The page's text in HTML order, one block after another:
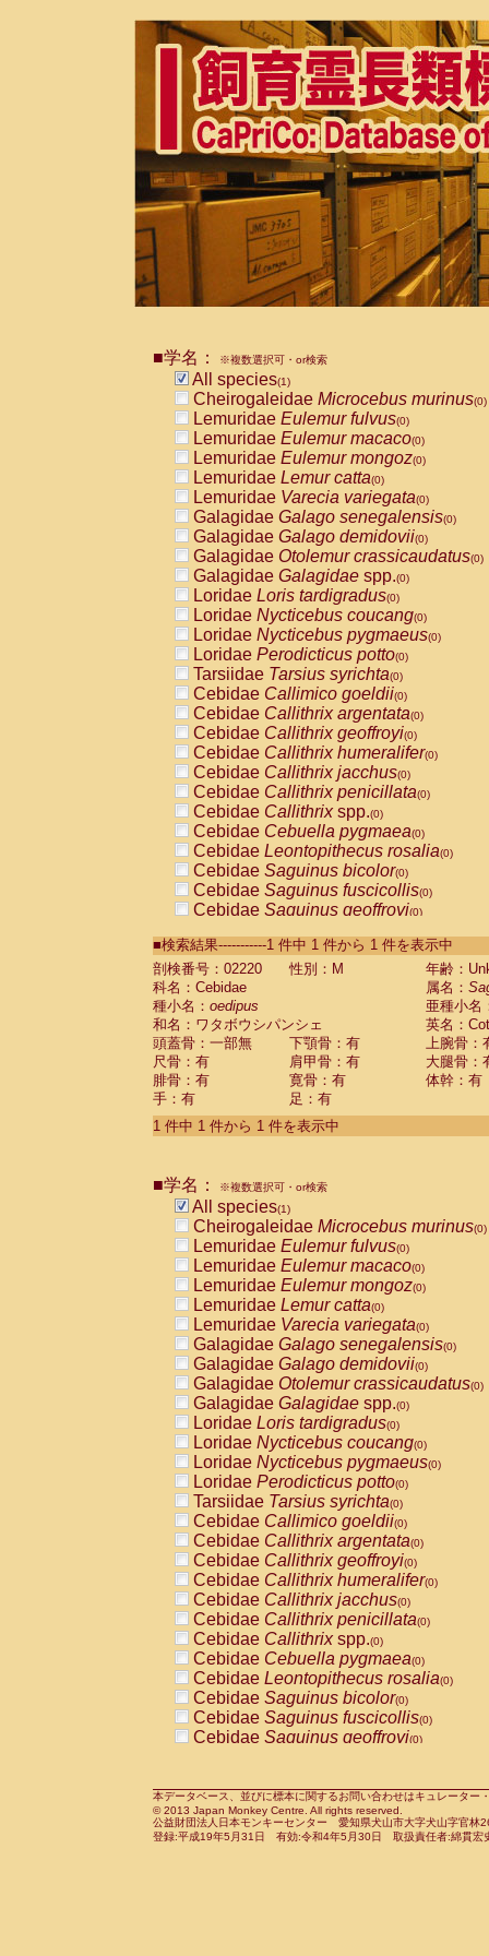
■学名： ※複数選択可・or検索
All species(1)
Cheirogaleidae Microcebus murinus(0)
Lemuridae Eulemur fulvus(0)
Lemuridae Eulemur macaco(0)
Lemuridae Eulemur mongoz(0)
Lemuridae Lemur catta(0)
Lemuridae Varecia variegata(0)
Galagidae Galago senegalensis(0)
Galagidae Galago demidovii(0)
Galagidae Otolemur crassicaudatus(0)
Galagidae Galagidae spp.(0)
Loridae Loris tardigradus(0)
Loridae Nycticebus coucang(0)
Loridae Nycticebus pygmaeus(0)
Loridae Perodicticus potto(0)
Tarsiidae Tarsius syrichta(0)
Cebidae Callimico goeldii(0)
Cebidae Callithrix argentata(0)
Cebidae Callithrix geoffroyi(0)
Cebidae Callithrix humeralifer(0)
Cebidae Callithrix jacchus(0)
Cebidae Callithrix penicillata(0)
Cebidae Callithrixspp.(0)
Cebidae Cebuella pygmaea(0)
Cebidae Leontopithecus rosalia(0)
Cebidae Saguinus bicolor(0)
Cebidae Saguinus fuscicollis(0)
Cebidae Saguinus geoffroyi(0)
CebidaeSaguinus labiatus(0)
Cebidae Saguinus leucopus (0)
Cebidae
Cebidae
CebidaeSaguinus nigricollis (0)
Cebidae Saguinus oedipus
Cebidae Saguinus weddelli
Cebidae Saguinusspp.
Cebidae Aotus trivirgatus
Cebidae Cebus albifrons
CebidaeCebus nigrivittatus
CebidaeCebus
CebidaeSaimiri boliviensis(0)
CebidaeSaimiri sciureus(0)
AtelidaeAlouatta caraya(0)
AtelidaeAlouatta fusca(0)
AtelidaeAlouatta seniculus
AtelidaeAlouattaspp.(0)
AtelidaeAteles belzebuth(0)
AtelidaeAteles geoffroyi(0)
AtelidaeAteles paniscus(0)
AtelidaeAtelesspp.(0)
Atelidae Lagothrix lagothricha
AtelidaeLagothrix lagothricha cana
PitheciidaeCacajao calvus
PitheciidaeCallicebus cupreus
PitheciidaeCallicebus donacophilus
PitheciidaeCallicebus moloch
PitheciidaeCallicebus torquatus
PitheciidaeCallicebusspp.(0)
PitheciidaeChiropotes satanas(0)
PitheciidaePithecia monachus
PitheciidaePithecia pithecia(0)
CercopithecidaeCercocebus agilis
CercopithecidaeCercocebus
CercopithecidaeCercocebus
CercopithecidaeCercocebus
CercopithecidaeCercocebus
CercopithecidaeCercocebushybrid
CercopithecidaePapio anubis(0)
CercopithecidaePapio cynocephalus
CercopithecidaePapio hamadryas(0)
■検索結果-----------1 件中 1 件から 1 件を表示中
剖検番号：02220
性別：M
年齢：
科名：Cebidae
属名：
種小名： oedipus
亜種小名
和名：ワタボウシパンシェ
英名：
頭蓋骨：一部無
下顎骨：有
上腕骨：
尺骨：有
肩甲骨：有
大腿骨：
腓骨：有
寛骨：有
体幹：有
手：有
足：有
1 件中 1 件から 1 件を表示中
■学名： ※複数選択可・or検索
All species(1)
Cheirogaleidae Microcebus murinus(0)
Lemuridae Eulemur fulvus(0)
Lemuridae Eulemur macaco(0)
Lemuridae Eulemur mongoz(0)
Lemuridae Lemur catta(0)
Lemuridae Varecia variegata(0)
Galagidae Galago senegalensis(0)
Galagidae Galago demidovii(0)
Galagidae Otolemur crassicaudatus(0)
Galagidae Galagidae spp.(0)
Loridae Loris tardigradus(0)
Loridae Nycticebus coucang(0)
Loridae Nycticebus pygmaeus(0)
Loridae Perodicticus potto(0)
Tarsiidae Tarsius syrichta(0)
Cebidae Callimico goeldii(0)
Cebidae Callithrix argentata(0)
Cebidae Callithrix geoffroyi(0)
Cebidae Callithrix humeralifer(0)
Cebidae Callithrix jacchus(0)
Cebidae Callithrix penicillata(0)
Cebidae Callithrixspp.(0)
Cebidae Cebuella pygmaea(0)
Cebidae Leontopithecus rosalia(0)
Cebidae Saguinus bicolor(0)
Cebidae Saguinus fuscicollis(0)
Cebidae Saguinus geoffroyi(0)
CebidaeSaguinus leucopus(0)
CebidaeSaguinus midas(0)
Cebidae Saguinus mystax(0)
本データベース、並びに標本に関するお問い合わせはキュレータ
© 2013 Japan Monkey Centre. All rights reserved.
公益財団法人日本モンキーセンター 愛知県犬山市大字犬山字官
登録:平成19年5月31日 有効:令和4年5月30日 取扱責任者:綿貫宏